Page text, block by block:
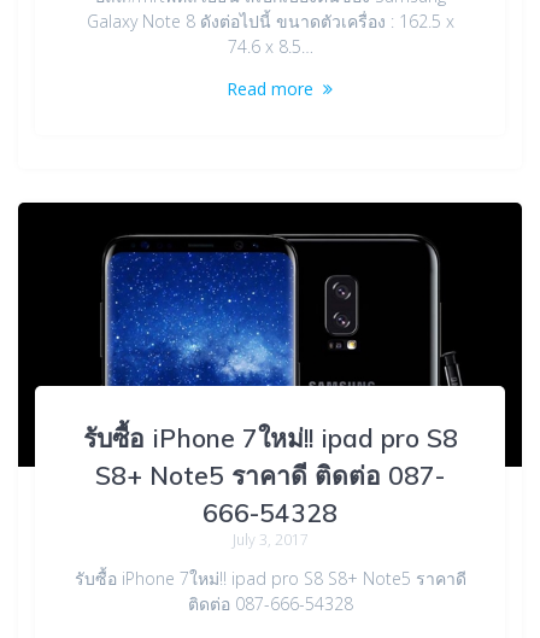
Galaxy Note 8 ดังต่อไปนี้ ขนาดตัวเครื่อง : 162.5 x
74.6 x 8.5…
Read more
รับซื้อ iPhone 7ใหม่!! ipad pro S8
S8+ Note5 ราคาดี ติดต่อ 087-
666-54328
July 3, 2017
รับซื้อ iPhone 7ใหม่!! ipad pro S8 S8+ Note5 ราคาดี
ติดต่อ 087-666-54328